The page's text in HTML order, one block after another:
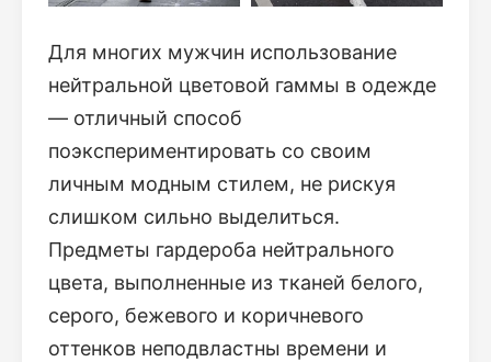
Для многих мужчин использование
нейтральной цветовой гаммы в одежде
— отличный способ
поэкспериментировать со своим
личным модным стилем, не рискуя
слишком сильно выделиться.
Предметы гардероба нейтрального
цвета, выполненные из тканей белого,
серого, бежевого и коричневого
оттенков неподвластны времени и